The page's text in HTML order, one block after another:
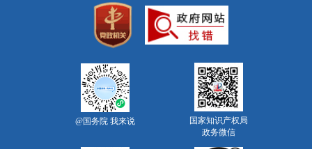
@国务院 我来说
国家知识产权局
政务微信